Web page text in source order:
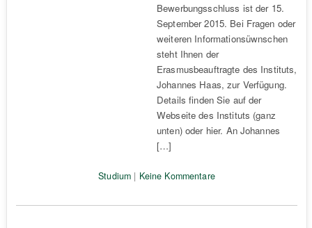
Bewerbungsschluss ist der 15.
September 2015. Bei Fragen oder
weiteren Informationsüwnschen
steht Ihnen der
Erasmusbeauftragte des Instituts,
Johannes Haas, zur Verfügung.
Details finden Sie auf der
Webseite des Instituts (ganz
unten) oder hier. An Johannes
[…]
Studium | Keine Kommentare